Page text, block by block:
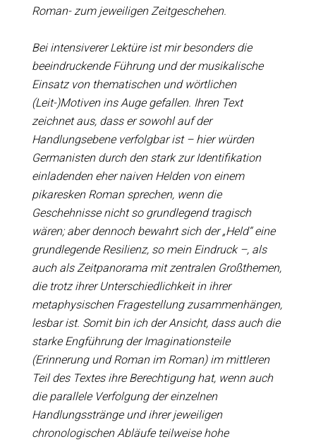
Roman- zum jeweiligen Zeitgeschehen.
Bei intensiverer Lektüre ist mir besonders die
beeindruckende Führung und der musikalische
Einsatz von thematischen und wörtlichen
(Leit-)Motiven ins Auge gefallen. Ihren Text
zeichnet aus, dass er sowohl auf der
Handlungsebene verfolgbar ist – hier würden
Germanisten durch den stark zur Identifikation
einladenden eher naiven Helden von einem
pikaresken Roman sprechen, wenn die
Geschehnisse nicht so grundlegend tragisch
wären; aber dennoch bewahrt sich der „Held“ eine
grundlegende Resilienz, so mein Eindruck –, als
auch als Zeitpanorama mit zentralen Großthemen,
die trotz ihrer Unterschiedlichkeit in ihrer
metaphysischen Fragestellung zusammenhängen,
lesbar ist. Somit bin ich der Ansicht, dass auch die
starke Engführung der Imaginationsteile
(Erinnerung und Roman im Roman) im mittleren
Teil des Textes ihre Berechtigung hat, wenn auch
die parallele Verfolgung der einzelnen
Handlungsstränge und ihrer jeweiligen
chronologischen Abläufe teilweise hohe